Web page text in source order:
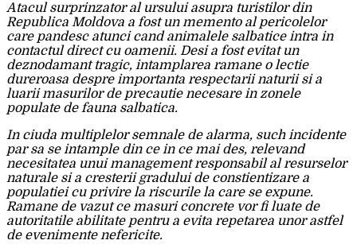
Atacul surprinzator al ursului asupra turistilor din
Republica Moldova a fost un memento al pericolelor
care pandesc atunci cand animalele salbatice intra in
contactul direct cu oamenii. Desi a fost evitat un
deznodamant tragic, intamplarea ramane o lectie
dureroasa despre importanta respectarii naturii si a
luarii masurilor de precautie necesare in zonele
populate de fauna salbatica.
In ciuda multiplelor semnale de alarma, such incidente
par sa se intample din ce in ce mai des, relevand
necesitatea unui management responsabil al resurselor
naturale si a cresterii gradului de constientizare a
populatiei cu privire la riscurile la care se expune.
Ramane de vazut ce masuri concrete vor fi luate de
autoritatile abilitate pentru a evita repetarea unor astfel
de evenimente nefericite.